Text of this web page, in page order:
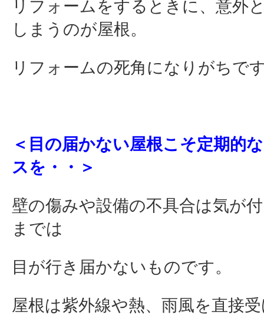
リフォームをするときに、意外
しまうのが屋根。
リフォームの死角になりがちで
＜目の届かない屋根こそ定期的
スを・・＞
壁の傷みや設備の不具合は気が
までは
目が行き届かないものです。
屋根は紫外線や熱、雨風を直接